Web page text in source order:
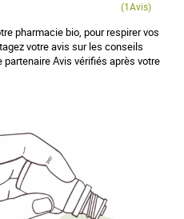
pharmacie bio, pour respirer vos
votre avis sur les conseils
Avis vérifiés après votre
(1Avis)